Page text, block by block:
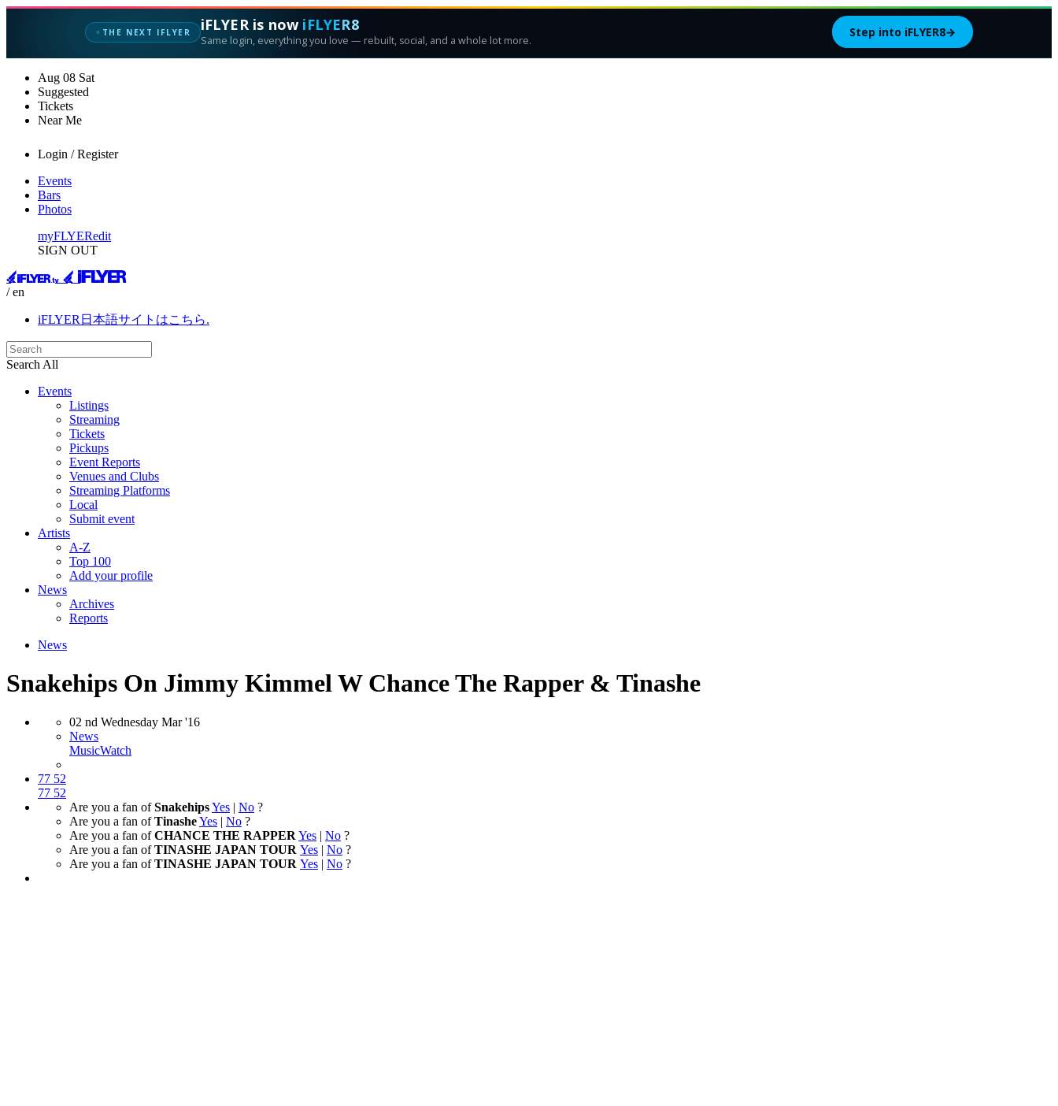
✦ THE NEXT IFLYER iFLYER is now iFLYER8
Same login, everything you love — rebuilt, social, and a whole lot more.
Step into iFLYER8→
Aug 08 Sat
Suggested
Tickets
Near Me
Login / Register
Events
Bars
Photos
myFLYERedit
SIGN OUT
/ en
iFLYER日本語サイトはこちら.
Search All
Events
Listings
Streaming
Tickets
Pickups
Event Reports
Venues and Clubs
Streaming Platforms
Local
Submit event
Artists
A-Z
Top 100
Add your profile
News
Archives
Reports
News
Snakehips On Jimmy Kimmel W Chance The Rapper & Tinashe
02 nd Wednesday Mar '16
News
MusicWatch
77 52
77 52
Are you a fan ofSnakehipsYes | No ?
Are you a fan ofTinasheYes | No ?
Are you a fan ofCHANCE THE RAPPER Yes | No ?
Are you a fan ofTINASHE JAPAN TOUR Yes | No ?
Are you a fan ofTINASHE JAPAN TOUR Yes | No ?